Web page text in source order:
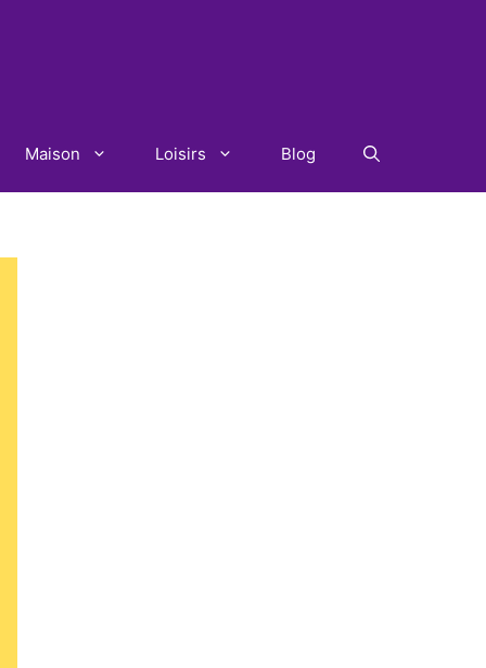
Maison Loisirs Blog